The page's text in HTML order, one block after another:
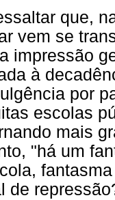
que,
vem se
impressão
à
por
escolas
mais
"há um
de